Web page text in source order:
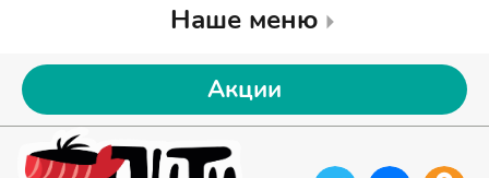
Наше меню
Акции